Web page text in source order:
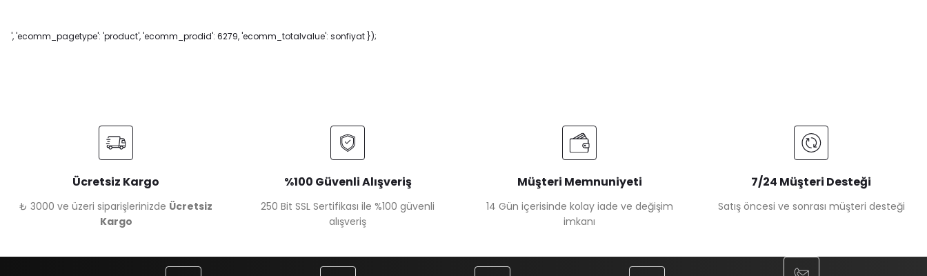
', 'ecomm_pagetype': 'product', 'ecomm_prodid': 6279, 'ecomm_totalvalue': sonfiyat });
Ücretsiz Kargo
₺ 3000 ve üzeri siparişlerinizde Ücretsiz
Kargo
%100 Güvenli Alışveriş
250 Bit SSL Sertifikası ile %100 güvenli
alışveriş
Müşteri Memnuniyeti
14 Gün içerisinde kolay iade ve değişim
imkanı
7/24 Müşteri Desteği
Satış öncesi ve sonrası müşteri desteği